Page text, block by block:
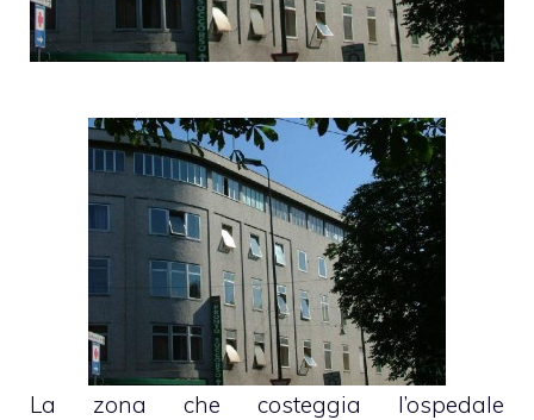
La zona che costeggia l’ospedale